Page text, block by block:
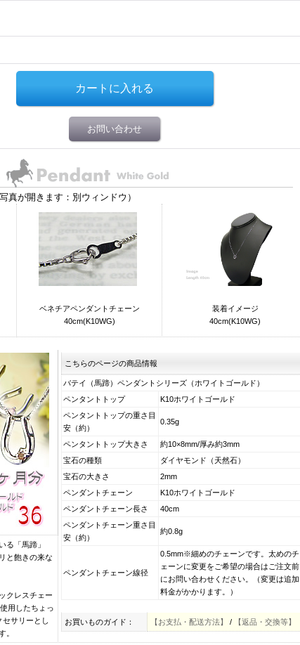
お問い合わせ
真が開きます：別ウィンドウ）
ベネチアペンダントチェーン
40cm(K10WG)
装着イメージ
40cm(K10WG)
こちらのページの商品情報
バテイ（馬蹄）ペンダントシリーズ（ホワイトゴールド）
ペンタントトップ
K10ホワイトゴールド
ペンタントトップの重さ目
安（約）
0.35g
ペンタントトップ大きさ
約10×8mm/厚み約3mm
宝石の種類
ダイヤモンド（天然石）
宝石の大きさ
2mm
ペンダントチェーン
K10ホワイトゴールド
ペンダントチェーン長さ
40cm
ペンダントチェーン重さ目
安（約）
約0.8g
ペンダントチェーン線径
0.5mm※細めのチェーンです。太めのチ
ェーンに変更をご希望の場合はご注文前
にお問い合わせください。（変更は追加
料金がかかります。）
お買いものガイド： 【お支払・配送方法】 / 【返品・交換等】
る「馬蹄」
と飽きの来な
クレスチェー
用したちょっ
セサリーとし
。